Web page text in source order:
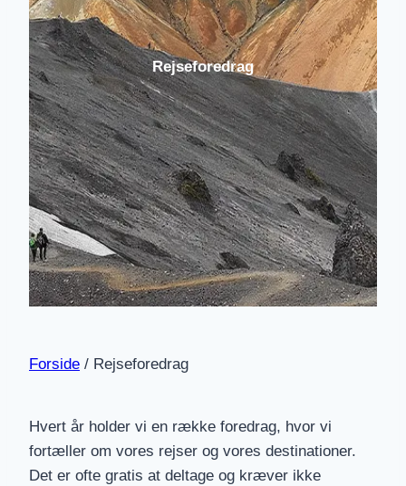
Rejseforedrag
Forside / Rejseforedrag
Hvert år holder vi en række foredrag, hvor vi
fortæller om vores rejser og vores destinationer.
Det er ofte gratis at deltage og kræver ikke